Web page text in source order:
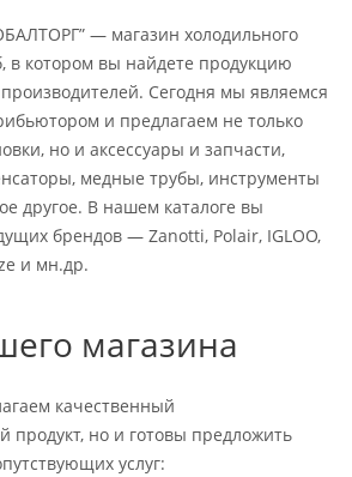
— магазин холодильного
в котором вы найдете продукцию
Сегодня мы являемся
и предлагаем не только
но и аксессуары и запчасти,
медные трубы, инструменты
другое. В нашем каталоге вы
брендов — Zanotti, Polair, IGLOO,
и мн.др.
магазина
качественный
продукт, но и готовы предложить
услуг: